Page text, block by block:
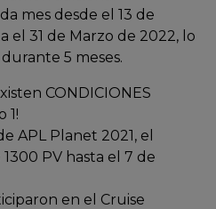
mes desde el 13 de
el 31 de Marzo de 2022, lo
5 meses.
CONDICIONES
1!
APL Planet 2021, el
PV hasta el 7 de
en el Cruise